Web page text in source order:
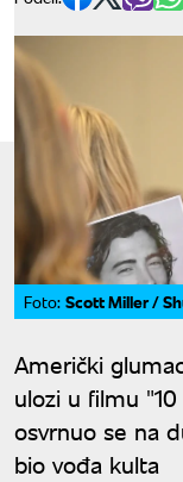
Foto: Scott Miller /
Američki
ulozi u filmu
osvrnuo se na
bio vođa kulta